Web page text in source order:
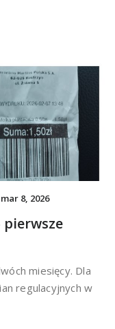
mar 8, 2026
pierwsze
miesięcy. Dla
regulacyjnych w